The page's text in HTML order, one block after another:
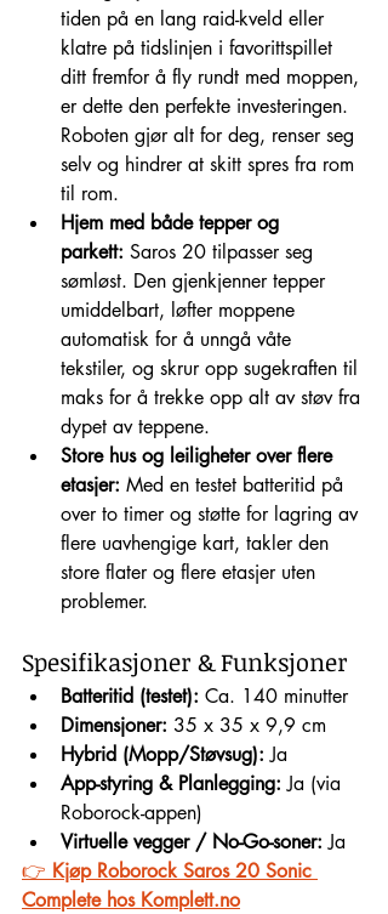
tiden på en lang raid-kveld eller
klatre på tidslinjen i favorittspillet
ditt fremfor å fly rundt med moppen,
er dette den perfekte investeringen.
Roboten gjør alt for deg, renser seg
selv og hindrer at skitt spres fra rom
til rom.
Hjem med både tepper og
parkett: Saros 20 tilpasser seg
sømløst. Den gjenkjenner tepper
umiddelbart, løfter moppene
automatisk for å unngå våte
tekstiler, og skrur opp sugekraften til
maks for å trekke opp alt av støv fra
dypet av teppene.
Store hus og leiligheter over flere
etasjer: Med en testet batteritid på
over to timer og støtte for lagring av
flere uavhengige kart, takler den
store flater og flere etasjer uten
problemer.
Spesifikasjoner & Funksjoner
Batteritid (testet): Ca. 140 minutter
Dimensjoner: 35 x 35 x 9,9 cm
Hybrid (Mopp/Støvsug): Ja
App-styring & Planlegging: Ja (via
Roborock-appen)
Virtuelle vegger / No-Go-soner: Ja
👉 Kjøp Roborock Saros 20 Sonic
Complete hos Komplett.no